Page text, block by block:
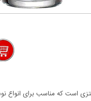
است که مناسب برای